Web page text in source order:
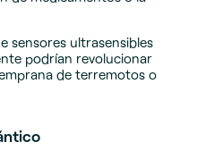
sensores ultrasensibles
podrían revolucionar
de terremotos o